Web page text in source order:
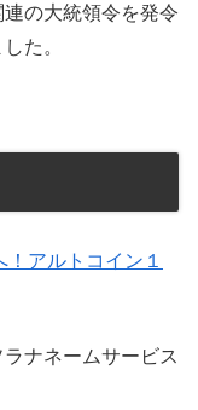
の大統領令を発令
た。
アルトコイン１
ナネームサービス